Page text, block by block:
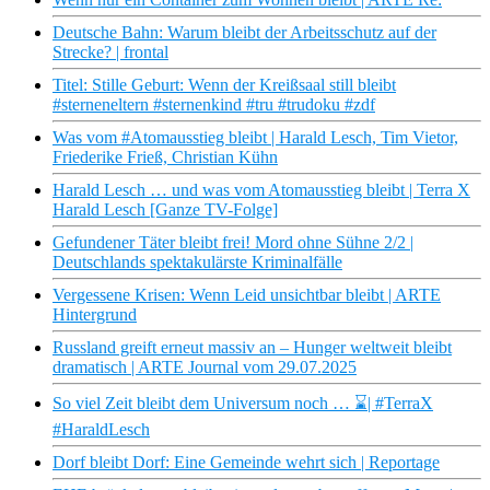
Deutsche Bahn: Warum bleibt der Arbeitsschutz auf der
Strecke? | frontal
Titel: Stille Geburt: Wenn der Kreißsaal still bleibt
#sterneneltern #sternenkind #tru #trudoku #zdf
Was vom #Atomausstieg bleibt | Harald Lesch, Tim Vietor,
Friederike Frieß, Christian Kühn
Harald Lesch … und was vom Atomausstieg bleibt | Terra X
Harald Lesch [Ganze TV-Folge]
Gefundener Täter bleibt frei! Mord ohne Sühne 2/2 |
Deutschlands spektakulärste Kriminalfälle
Vergessene Krisen: Wenn Leid unsichtbar bleibt | ARTE
Hintergrund
Russland greift erneut massiv an – Hunger weltweit bleibt
dramatisch | ARTE Journal vom 29.07.2025
So viel Zeit bleibt dem Universum noch … ⌛️| #TerraX
#HaraldLesch
Dorf bleibt Dorf: Eine Gemeinde wehrt sich | Reportage